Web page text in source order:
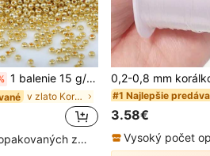
1 balenie 15 g/1500 ks 2 mm jednotných vysoko kvalitných sklenených korálok na výrobu šperkov pre domácich majstrov
v zlato Korálky
Vysoký počet opakovaných zákazníkov
#1 Najlepšie
3.58€